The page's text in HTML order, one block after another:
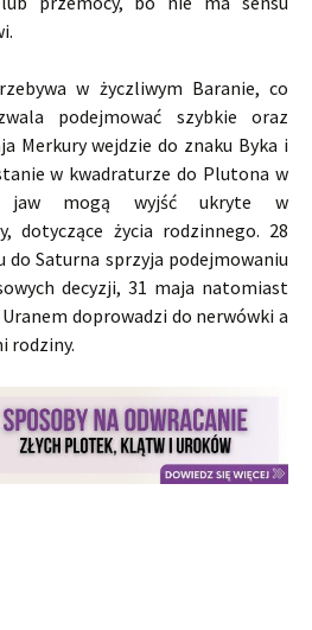
w życzliwym Baranie, co
podejmować szybkie oraz
Merkury wejdzie do znaku Byka i
w kwadraturze do Plutona w
jaw mogą wyjść ukryte w
dotyczące życia rodzinnego. 28
do Saturna sprzyja podejmowaniu
decyzji, 31 maja natomiast
doprowadzi do nerwówki a
rodziny.